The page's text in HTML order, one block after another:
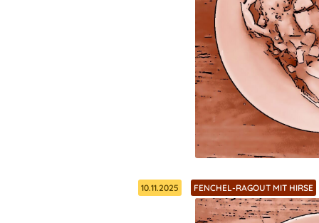
10.11.2025 FENCHEL-RAGOUT MIT HIRSE